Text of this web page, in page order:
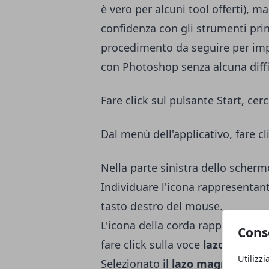
è vero per alcuni tool offerti),
confidenza con gli strumenti
procedimento da seguire per
con Photoshop senza alcuna
Fare click sul pulsante Start,
Dal menù dell'applicativo, fare
Nella parte sinistra dello
Individuare l'icona
tasto destro del mouse.
L'icona della corda rappresenta
fare click sulla voce lazo
Selezionato il lazo magnetico,